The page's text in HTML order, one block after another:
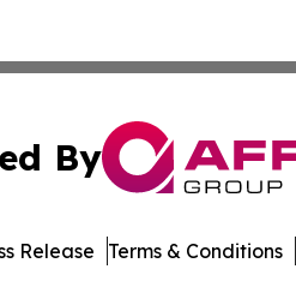
By
Release Terms & Conditions